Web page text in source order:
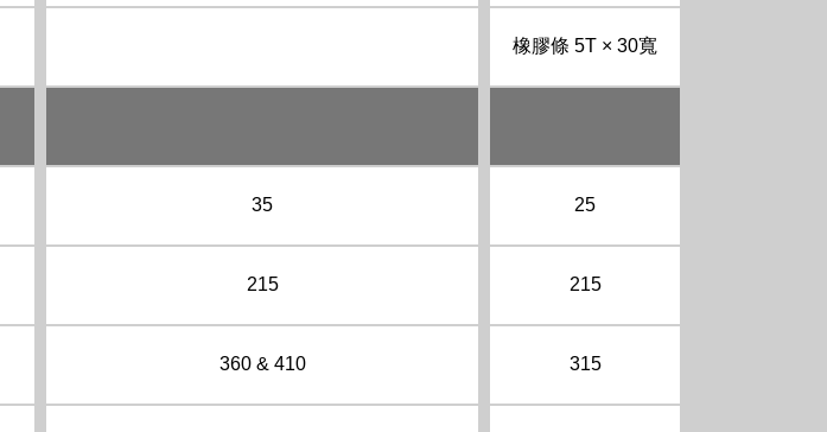
35
215
360 & 410
橡膠條 5T × 30寬
25
215
315